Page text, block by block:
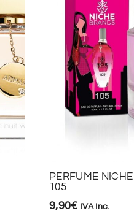
PERFUME
105
9,90€ IVA Inc.